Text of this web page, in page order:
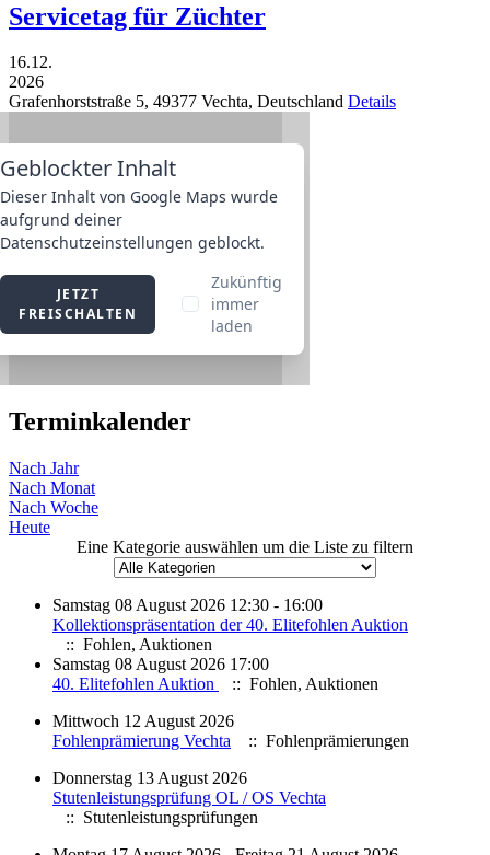
Servicetag für Züchter
16.12.
2026
Grafenhorststraße 5, 49377 Vechta, Deutschland Details
Terminkalender
Nach Jahr
Nach Monat
Nach Woche
Heute
Eine Kategorie auswählen um die Liste zu filtern
Samstag 08 August 2026 12:30 - 16:00
Kollektionspräsentation der 40. Elitefohlen Auktion
:: Fohlen, Auktionen
Samstag 08 August 2026 17:00
40. Elitefohlen Auktion
:: Fohlen, Auktionen
Mittwoch 12 August 2026
Fohlenprämierung Vechta
:: Fohlenprämierungen
Donnerstag 13 August 2026
Stutenleistungsprüfung OL / OS Vechta
:: Stutenleistungsprüfungen